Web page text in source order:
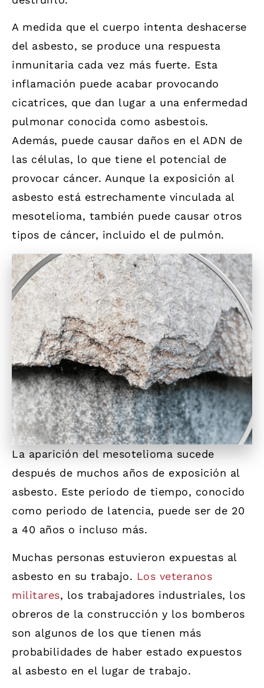
A medida que el cuerpo intenta deshacerse
del asbesto, se produce una respuesta
inmunitaria cada vez más fuerte. Esta
inflamación puede acabar provocando
cicatrices, que dan lugar a una enfermedad
pulmonar conocida como asbestois.
Además, puede causar daños en el ADN de
las células, lo que tiene el potencial de
provocar cáncer. Aunque la exposición al
asbesto está estrechamente vinculada al
mesotelioma, también puede causar otros
tipos de cáncer, incluido el de pulmón.
La aparición del mesotelioma sucede
después de muchos años de exposición al
asbesto. Este periodo de tiempo, conocido
como periodo de latencia, puede ser de 20
a 40 años o incluso más.
Muchas personas estuvieron expuestas al
asbesto en su trabajo. Los veteranos
militares, los trabajadores industriales, los
obreros de la construcción y los bomberos
son algunos de los que tienen más
probabilidades de haber estado expuestos
al asbesto en el lugar de trabajo.